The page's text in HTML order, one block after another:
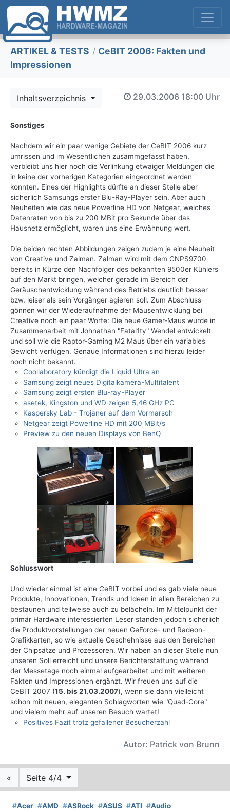
ARTIKEL & TESTS / CeBIT 2006: Fakten und
Impressionen
Inhaltsverzeichnis 29.03.2006 18:00 Uhr
Sonstiges
Nachdem wir ein paar wenige Gebiete der CeBIT 2006 kurz
umrissen und im Wesentlichen zusammgefasst haben,
verbleibt uns hier noch die Verlinkung etwaiger Meldungen die
in keine der vorherigen Kategorien eingeordnet werden
konnten. Eines der Highlights dürfte an dieser Stelle aber
sicherlich Samsungs erster Blu-Ray-Player sein. Aber auch
Neuheiten wie das neue Powerline HD von Netgear, welches
Datenraten von bis zu 200 MBit pro Sekunde über das
Hausnetz ermöglicht, waren uns eine Erwähnung wert.
Die beiden rechten Abbildungen zeigen zudem je eine Neuheit
von Creative und Zalman. Zalman wird mit dem CNPS9700
bereits in Kürze den Nachfolger des bekannten 9500er Kühlers
auf den Markt bringen, welcher gerade im Bereich der
Geräuschentwicklung während des Betriebs deutlich besser
bzw. leiser als sein Vorgänger agieren soll. Zum Abschluss
gönnen wir der Wiederaufnahme der Mausentwicklung bei
Creative noch ein paar Worte: Die neue Gamer-Maus wurde in
Zusammenarbeit mit Johnathan "Fatal1ty" Wendel entwickelt
und soll wie die Raptor-Gaming M2 Maus über ein variables
Gewicht verfügen. Genaue Informationen sind hierzu leider
noch nicht bekannt.
Coollaboratory kündigt die Liquid Ultra an
Samsung zeigt neues Digitalkamera-Multitalent
Samsung zeigt ersten Blu-ray-Player
asetek, Kingston und WD zeigen 5,46 GHz PC
Kaspersky Lab - Trojaner auf dem Vormarsch
Netgear zeigt Powerline HD mit 200 MBit/s
Preview zu den neuen Displays von BenQ
Schlusswort
Und wieder einmal ist eine CeBIT vorbei und es gab viele neue
Produkte, Innovationen, Trends und Ideen in allen Bereichen zu
bestaunen und teilweise auch zu belächeln. Im Mittelpunkt der
primär Hardware interessierten Leser standen jedoch sicherlich
die Produktvorstellungen der neuen GeForce- und Radeon-
Grafikkarten, so wie aktuelle Geschehnisse aus den Bereichen
der Chipsätze und Prozessoren. Wir haben an dieser Stelle nun
unseren Soll erreicht und unsere Berichterstattung während
der Messetage noch einmal aufgearbeitet und mit weiteren
Fakten und Impressionen ergänzt. Wir freuen uns auf die
CeBIT 2007 (15. bis 21.03.2007), wenn sie dann vielleicht
schon mit neuen, eleganten Schlagworten wie "Quad-Core"
und vielem mehr auf unseren Besuch wartet!
Positives Fazit trotz gefallener Besucherzahl
Autor: Patrick von Brunn
« Seite 4/4
#Acer #AMD #ASRock #ASUS #ATI #Audio